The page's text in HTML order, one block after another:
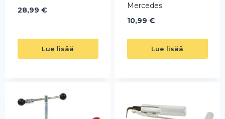
28,99 €
Lue lisää
Mercedes
10,99 €
Lue lisää